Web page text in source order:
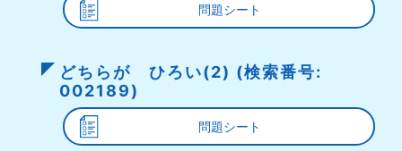
問題シート
どちらが ひろい(2) (検索番号:
002189)
問題シート